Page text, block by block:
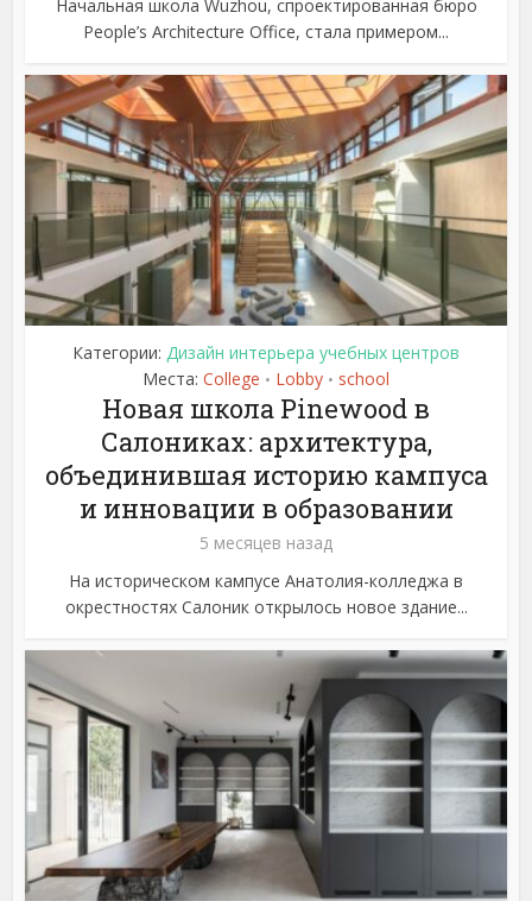
Начальная школа Wuzhou, спроектированная бюро
People’s Architecture Office, стала примером...
Категории: Дизайн интерьера учебных центров
Места: College • Lobby • school
Новая школа Pinewood в
Салониках: архитектура,
объединившая историю кампуса
и инновации в образовании
5 месяцев назад
На историческом кампусе Анатолия-колледжа в
окрестностях Салоник открылось новое здание...